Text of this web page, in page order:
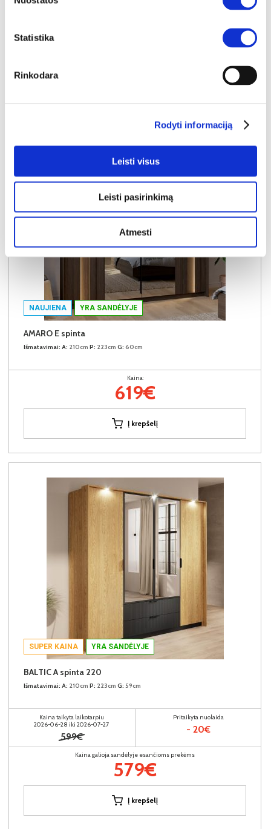
Statistika
Rinkodara
Rodyti informaciją
Leisti visus
Leisti pasirinkimą
Atmesti
NAUJIENA YRA SANDĖLYJE
AMARO E spinta
Išmatavimai: A: 210cm P: 223cm G: 60cm
Kaina:
619€
Į krepšelį
SUPER KAINA YRA SANDĖLYJE
BALTIC A spinta 220
Išmatavimai: A: 210cm P: 223cm G: 59cm
Kaina taikyta laikotarpiu
2026-06-28 iki 2026-07-27
599€
Pritaikyta nuolaida
- 20€
Kaina galioja sandėlyje esančioms prekėms
579€
Į krepšelį